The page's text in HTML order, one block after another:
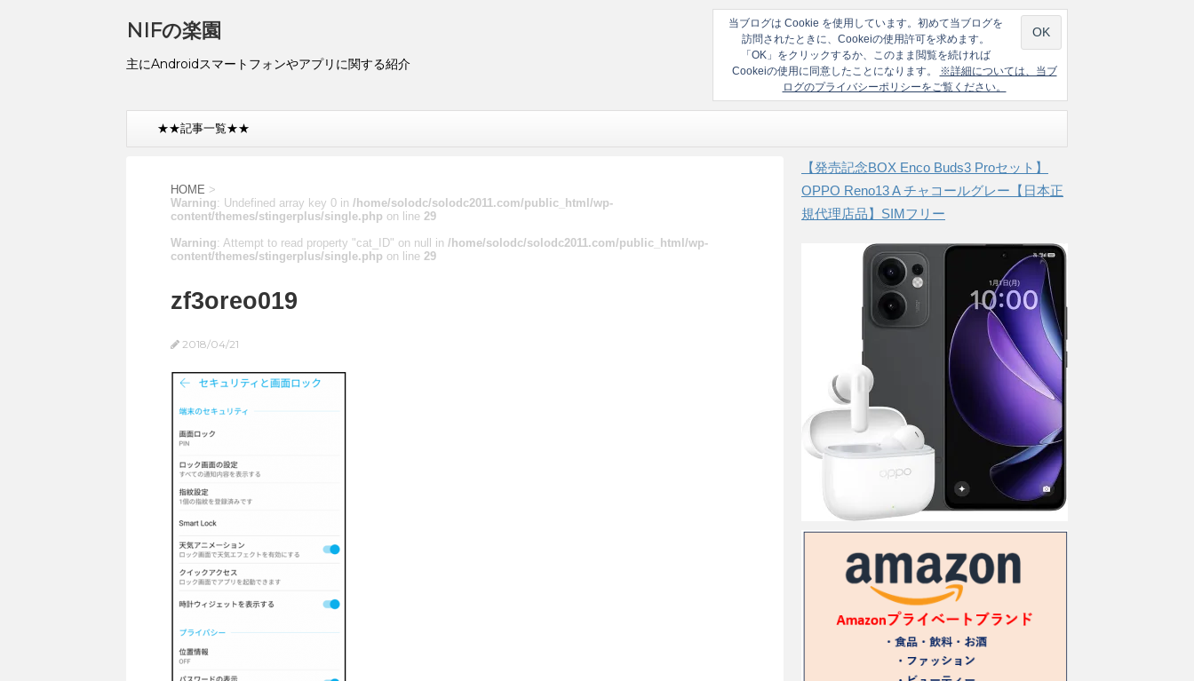
NIFの楽園
主にAndroidスマートフォンやアプリに関する紹介
当ブログは Cookie を使用しています。初めて当ブログを
訪問されたときに、Cookeiの使用許可を求めます。
「OK」をクリックするか、このまま閲覧を続ければ
Cookeiの使用に同意したことになります。
※詳細については、当ブ
ログのプライバシーポリシーをご覧ください。
★★記事一覧★★
HOME >
Warning: Undefined array key 0 in /home/solodc/solodc2011.com/public_html/wp-
content/themes/stingerplus/single.php on line 29
Warning: Attempt to read property "cat_ID" on null in /home/solodc/solodc2011.com/public_html/wp-
content/themes/stingerplus/single.php on line 29
zf3oreo019
2018/04/21
【発売記念BOX Enco Buds3 Proセット】
OPPO Reno13 A チャコールグレー【日本正
規代理店品】SIMフリー